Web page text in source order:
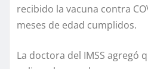
recibido la vacuna contra
meses de edad cumplidos.
La doctora del IMSS agregó